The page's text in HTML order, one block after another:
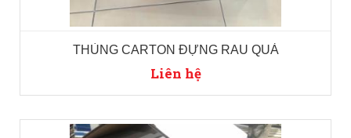
THÙNG CARTON ĐỰNG RAU QUẢ
Liên hệ